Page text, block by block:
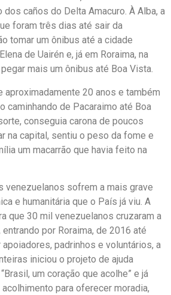
caños do Delta Amacuro. À Alba, a
foram três dias até sair da
tomar um ônibus até a cidade
de Uairén e, já em Roraima, na
mais um ônibus até Boa Vista.
aproximadamente 20 anos e também
caminhando de Pacaraimo até Boa
conseguia carona de poucos
na capital, sentiu o peso da fome e
um macarrão que havia feito na
venezuelanos sofrem a mais grave
e humanitária que o País já viu. A
que 30 mil venezuelanos cruzaram a
por Roraima, de 2016 até
padrinhos e voluntários, a
iniciou o projeto de ajuda
um coração que acolhe” e já
para oferecer moradia,